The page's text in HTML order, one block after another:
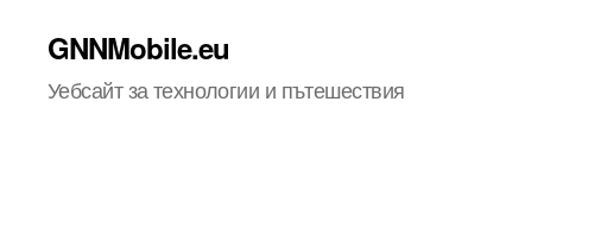
GNNMobile.eu
Уебсайт за технологии и пътешествия